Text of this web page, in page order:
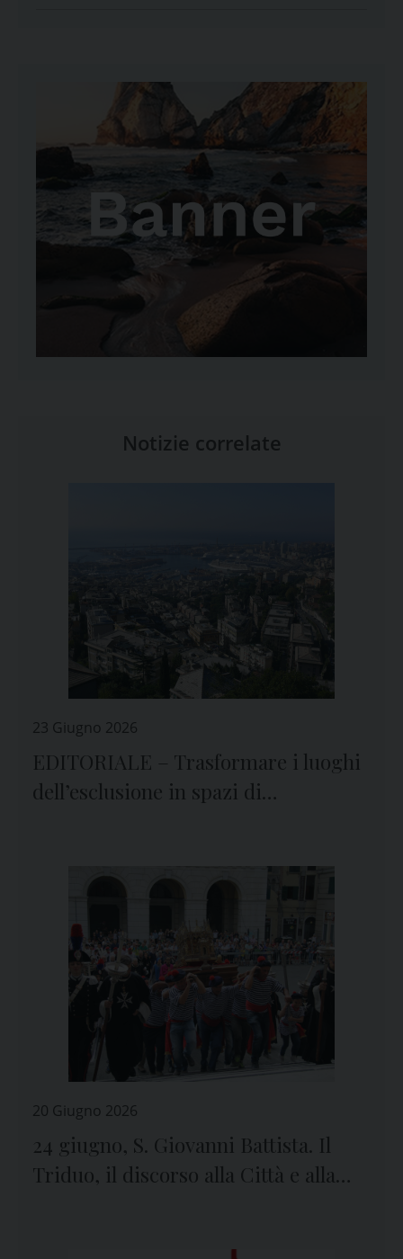
Notizie correlate
23 Giugno 2026
EDITORIALE – Trasformare i luoghi
dell’esclusione in spazi di
20 Giugno 2026
24 giugno, S. Giovanni Battista. Il
Triduo, il discorso alla Città e alla